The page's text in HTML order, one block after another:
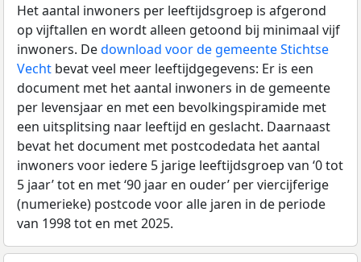
Het aantal inwoners per leeftijdsgroep is afgerond
op vijftallen en wordt alleen getoond bij minimaal vijf
inwoners. Dedownload voor de gemeente Stichtse
Vecht bevat veel meer leeftijdgegevens: Er is een
document met het aantal inwoners in de gemeente
per levensjaar en met een bevolkingspiramide met
een uitsplitsing naar leeftijd en geslacht. Daarnaast
bevat het document met postcodedata het aantal
inwoners voor iedere 5 jarige leeftijdsgroep van ‘0 tot
5 jaar’ tot en met ‘90 jaar en ouder’ per viercijferige
(numerieke) postcode voor alle jaren in de periode
van 1998 tot en met 2025.